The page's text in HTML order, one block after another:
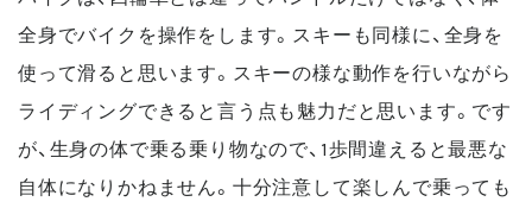
全身でバイクを操作をします。スキーも同様に、全身を
使って滑ると思います。 スキーの様な動作を行いながら
ライディングできると言う点も魅力だと思います。 です
が、生身の体で乗る乗り物なので、1歩間違えると最悪な
自体になりかねません。十分注意して楽しんで乗っても